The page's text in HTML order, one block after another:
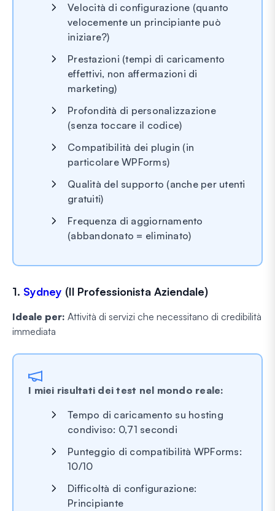
Velocità di configurazione (quanto
velocemente un principiante può
iniziare?)
Prestazioni (tempi di caricamento
effettivi, non affermazioni di
marketing)
Profondità di personalizzazione
(senza toccare il codice)
Compatibilità dei plugin (in
particolare WPForms)
Qualità del supporto (anche per utenti
gratuiti)
Frequenza di aggiornamento
(abbandonato = eliminato)
1. Sydney (Il Professionista Aziendale)
Ideale per: Attività di servizi che necessitano di credibilità
immediata
I miei risultati dei test nel mondo reale:
Tempo di caricamento su hosting
condiviso: 0,71 secondi
Punteggio di compatibilità WPForms:
10/10
Difficoltà di configurazione:
Principiante